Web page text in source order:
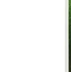
Le'Sandre
saçlarınızı
terebentin ve hint
Saç Sağlığını
Çözümlerle